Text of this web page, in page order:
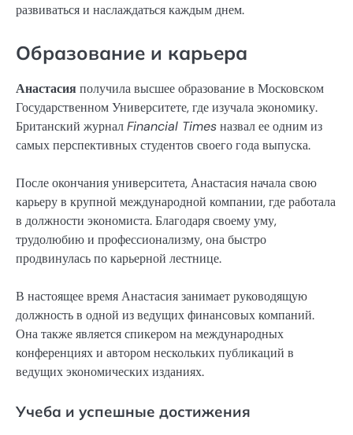
развиваться и наслаждаться каждым днем.
Образование и карьера
Анастасияполучила высшее образование в Московском
Государственном Университете, где изучала экономику.
Британский журналFinancial Timesназвал ее одним из
самых перспективных студентов своего года выпуска.
После окончания университета, Анастасия начала свою
карьеру в крупной международной компании, где работала
в должности экономиста. Благодаря своему уму,
трудолюбию и профессионализму, она быстро
продвинулась по карьерной лестнице.
В настоящее время Анастасия занимает руководящую
должность в одной из ведущих финансовых компаний.
Она также является спикером на международных
конференциях и автором нескольких публикаций в
ведущих экономических изданиях.
Учеба и успешные достижения